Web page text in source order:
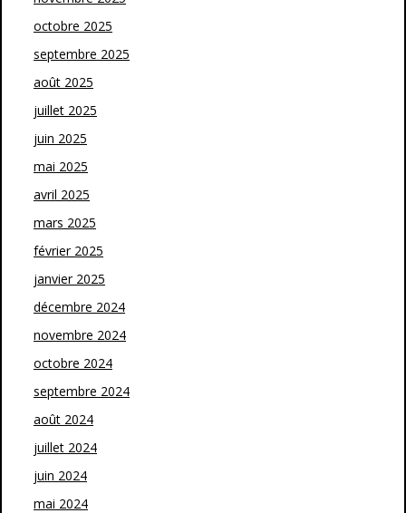
octobre 2025
septembre 2025
août 2025
juillet 2025
juin 2025
mai 2025
avril 2025
mars 2025
février 2025
janvier 2025
décembre 2024
novembre 2024
octobre 2024
septembre 2024
août 2024
juillet 2024
juin 2024
mai 2024